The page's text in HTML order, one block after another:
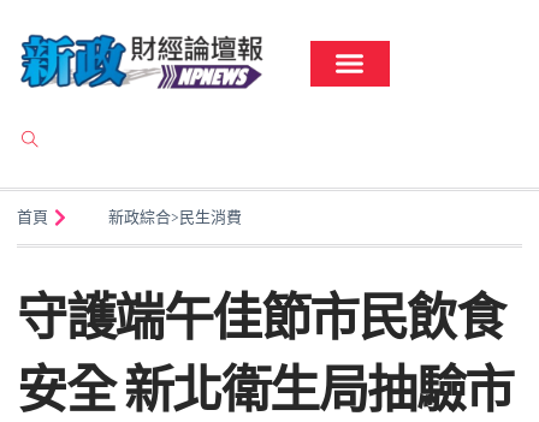
首頁 新政綜合>民生消費
守護端午佳節市民飲食
安全 新北衛生局抽驗市